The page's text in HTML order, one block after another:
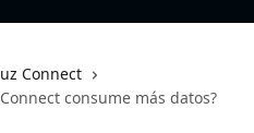
Connect
consume más datos?